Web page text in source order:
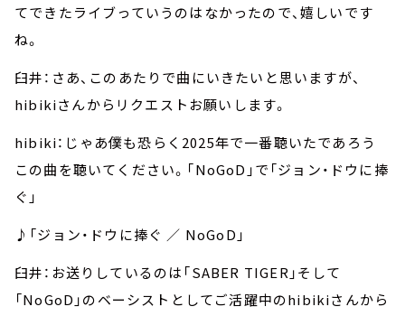
てできたライブっていうのはなかったので、嬉しいです
ね。
臼井：さあ、このあたりで曲にいきたいと思いますが、
hibikiさんからリクエストお願いします。
hibiki：じゃあ僕も恐らく2025年で一番聴いたであろう
この曲を聴いてください。「NoGoD」で「ジョン・ドウに捧
ぐ」
♪「ジョン・ドウに捧ぐ ／ NoGoD」
臼井：お送りしているのは「SABER TIGER」そして
「NoGoD」のベーシストとしてご活躍中のhibikiさんから